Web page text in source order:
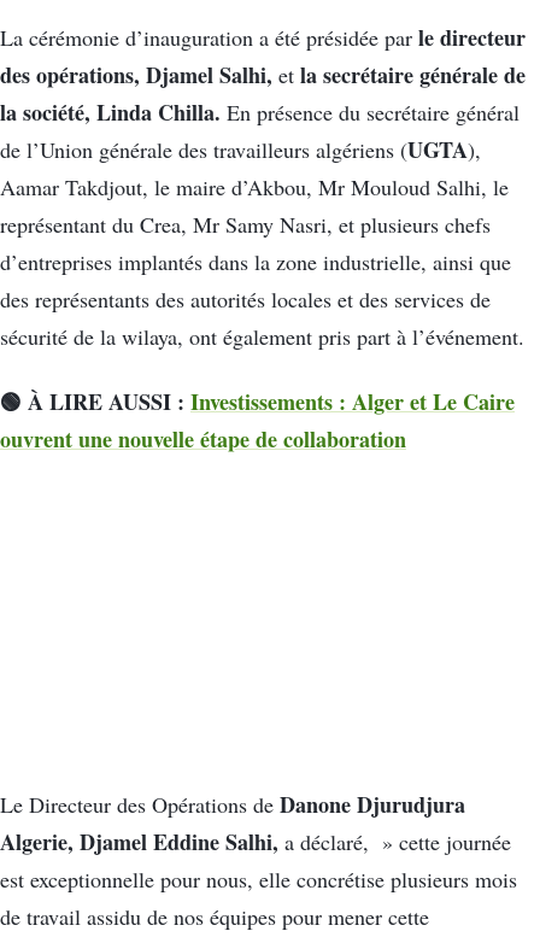
La cérémonie d’inauguration a été présidée par le directeur
des opérations, Djamel Salhi, et la secrétaire générale de
la société, Linda Chilla. En présence du secrétaire général
de l’Union générale des travailleurs algériens (UGTA),
Aamar Takdjout, le maire d’Akbou, Mr Mouloud Salhi, le
représentant du Crea, Mr Samy Nasri, et plusieurs chefs
d’entreprises implantés dans la zone industrielle, ainsi que
des représentants des autorités locales et des services de
sécurité de la wilaya, ont également pris part à l’événement.
🟢 À LIRE AUSSI : Investissements : Alger et Le Caire
ouvrent une nouvelle étape de collaboration
Le Directeur des Opérations de Danone Djurudjura
Algerie, Djamel Eddine Salhi, a déclaré, » cette journée
est exceptionnelle pour nous, elle concrétise plusieurs mois
de travail assidu de nos équipes pour mener cette